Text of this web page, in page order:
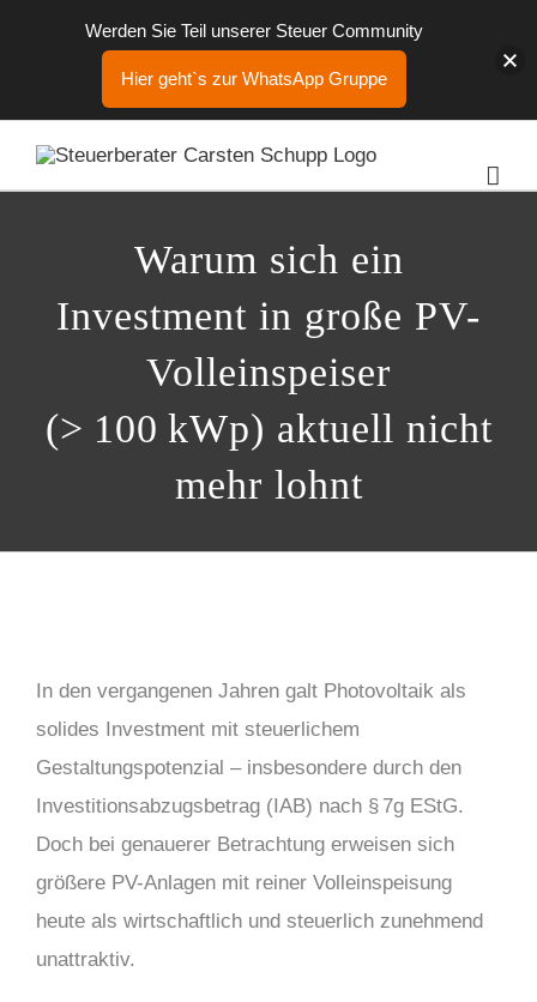
Warum sich ein
Investment in große PV-
Volleinspeiser
(> 100 kWp) aktuell nicht
mehr lohnt
In den vergangenen Jahren galt Photovoltaik als
solides Investment mit steuerlichem
Gestaltungspotenzial – insbesondere durch den
Investitionsabzugsbetrag (IAB) nach § 7g EStG.
Doch bei genauerer Betrachtung erweisen sich
größere PV-Anlagen mit reiner Volleinspeisung
heute als wirtschaftlich und steuerlich zunehmend
unattraktiv.
Werden Sie Teil unserer Steuer Community
Hier geht`s zur WhatsApp Gruppe